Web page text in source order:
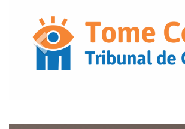
Previous